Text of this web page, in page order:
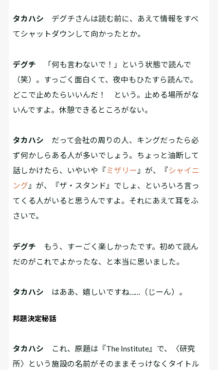
タカハシ デグチさんは読む前に、あえて情報をすべ
てシャットダウンして向かったとか。
デグチ 「何も言わないで！」という状態で読んで
（笑）。すっごく面白くて、夜中もひたすら読んで。
どこで止めたらいいんだ！ という。止める場所がな
いんですよ。休憩できるところがない。
タカハシ だって会社の周りの人、キングだったら必
ず何かしらある人が多いでしょう。ちょっと油断して
話しかけたら、いやいや『ミザリー 』が、『シャイニ
ング 』が、『ザ・スタンド』でしょ、といろいろ言っ
てくる人がいると思うんですよ。それにあえて耳をふ
さいで。
デグチ もう、すーごく楽しかったです。初めて読ん
だのがこれでよかったな、と本当に思いました。
タカハシ はああ、嬉しいですね……（じーん）。
邦題決定秘話
タカハシ これ、原題は『The Institute』で、〈研究
所〉という施設の名前がそのままそっけなくタイトル